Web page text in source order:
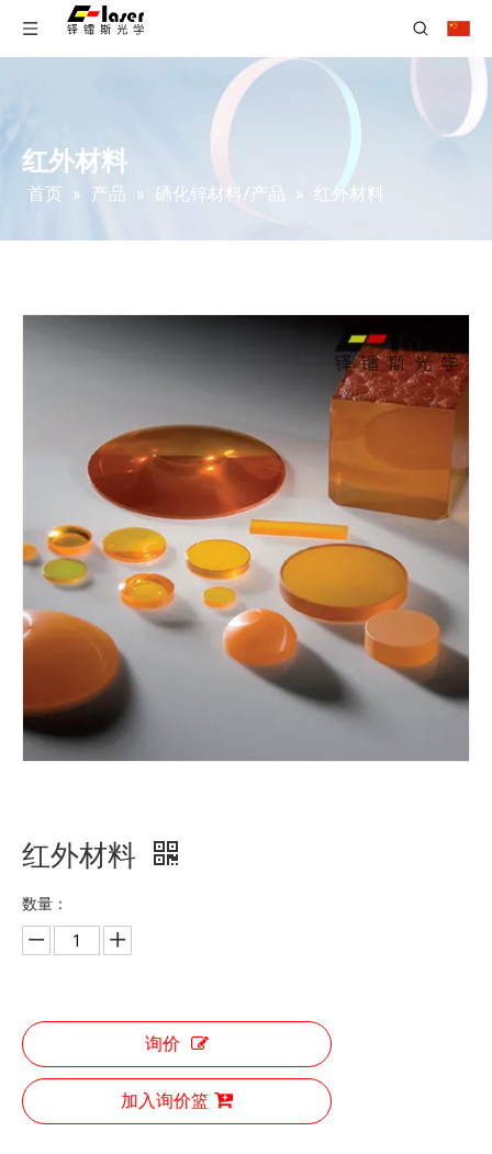
红外材料
首页 » 产品 » 硒化锌材料/产品 » 红外材料
红外材料
数量：
询价
加入询价篮